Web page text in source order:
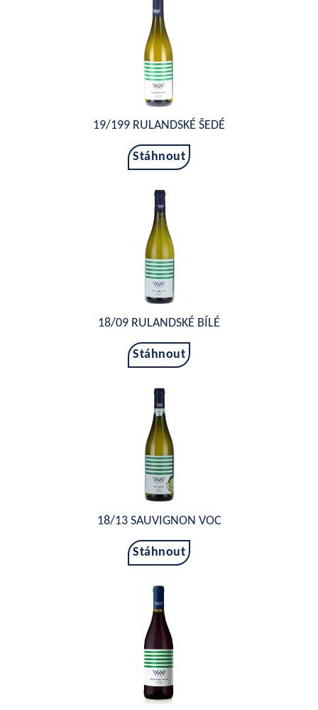
19/199 RULANDSKÉ ŠEDÉ
Stáhnout
18/09 RULANDSKÉ BÍLÉ
Stáhnout
18/13 SAUVIGNON VOC
Stáhnout